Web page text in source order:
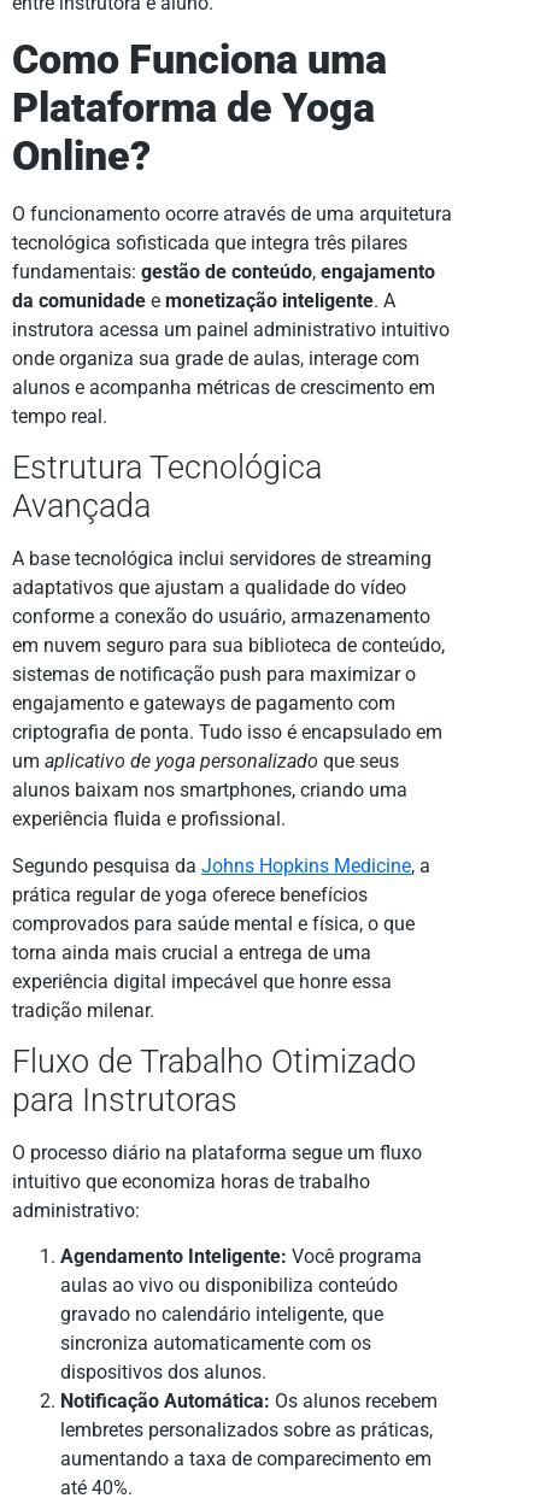
Como Funciona uma
Plataforma de Yoga
Online?
O funcionamento ocorre através de uma arquitetura
tecnológica sofisticada que integra três pilares
fundamentais: gestão de conteúdo, engajamento
da comunidade e monetização inteligente. A
instrutora acessa um painel administrativo intuitivo
onde organiza sua grade de aulas, interage com
alunos e acompanha métricas de crescimento em
tempo real.
Estrutura Tecnológica
Avançada
A base tecnológica inclui servidores de streaming
adaptativos que ajustam a qualidade do vídeo
conforme a conexão do usuário, armazenamento
em nuvem seguro para sua biblioteca de conteúdo,
sistemas de notificação push para maximizar o
engajamento e gateways de pagamento com
criptografia de ponta. Tudo isso é encapsulado em
um aplicativo de yoga personalizado que seus
alunos baixam nos smartphones, criando uma
experiência fluida e profissional.
Segundo pesquisa da Johns Hopkins Medicine, a
prática regular de yoga oferece benefícios
comprovados para saúde mental e física, o que
torna ainda mais crucial a entrega de uma
experiência digital impecável que honre essa
tradição milenar.
Fluxo de Trabalho Otimizado
para Instrutoras
O processo diário na plataforma segue um fluxo
intuitivo que economiza horas de trabalho
administrativo:
Agendamento Inteligente: Você programa
aulas ao vivo ou disponibiliza conteúdo
gravado no calendário inteligente, que
sincroniza automaticamente com os
dispositivos dos alunos.
Notificação Automática: Os alunos recebem
lembretes personalizados sobre as práticas,
aumentando a taxa de comparecimento em
até 40%.